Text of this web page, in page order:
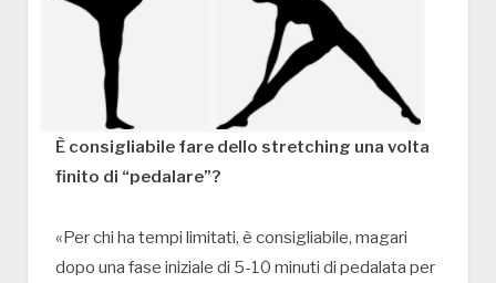
È consigliabile fare dello stretching una volta
finito di “pedalare”?
«Per chi ha tempi limitati, è consigliabile, magari
dopo una fase iniziale di 5-10 minuti di pedalata per